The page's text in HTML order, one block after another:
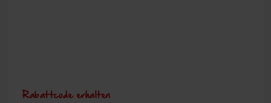
Rabattcode erhalten